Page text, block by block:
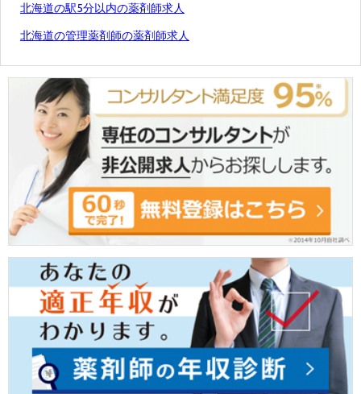
北海道の駅5分以内の薬剤師求人
北海道の管理薬剤師の薬剤師求人